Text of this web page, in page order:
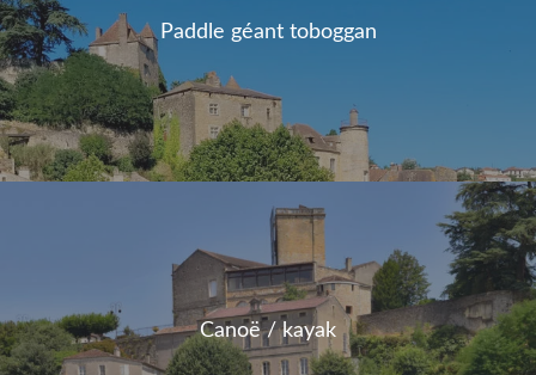
Paddle géant toboggan
Canoë / kayak